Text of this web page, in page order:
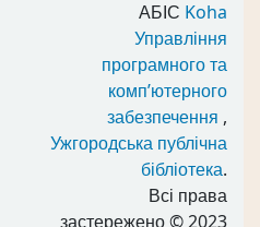
АБІС Koha
Управління
програмного та
комп’ютерного
забезпечення ,
Ужгородська публічна
бібліотека.
Всі права